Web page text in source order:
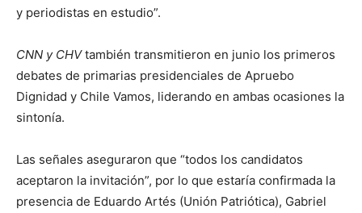
y periodistas en estudio”.
CNN y CHVtambién transmitieron en junio los primeros
debates de primarias presidenciales de Apruebo
Dignidad y Chile Vamos, liderando en ambas ocasiones la
sintonía.
Las señales aseguraron que “todos los candidatos
aceptaron la invitación”, por lo que estaría confirmada la
presencia de Eduardo Artés (Unión Patriótica), Gabriel